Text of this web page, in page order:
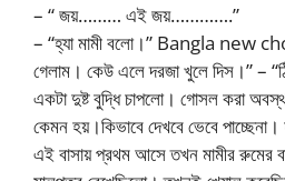
– “ জয়……… এই জয়………….”
– “হ্যা মামী বলো।” Bangla new
গেলাম। কেউ এলে দরজা খুলে দিস।” –
একটা দুষ্ট বুদ্ধি চাপলো। গোসল করা
কেমন হয়।কিভাবে দেখবে ভেবে
এই বাসায় প্রথম আসে তখন মামীর রুমের